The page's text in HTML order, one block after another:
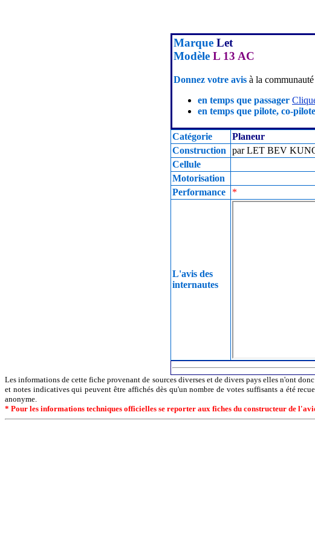
Marque Let
Modèle L 13 AC
Donnez votre avis à la
en temps que passager
en temps que pilote, co-
Catégorie
Planeur
Construction
par LET BEV
Cellule
Motorisation
Performance
*
L'avis des
internautes
Les informations de cette fiche provenant de sources diverses et de divers pays elles n'ont
et notes indicatives qui peuvent être affichés dès qu'un nombre de votes suffisants a été
anonyme.
* Pour les informations techniques officielles se reporter aux fiches du constructeur de